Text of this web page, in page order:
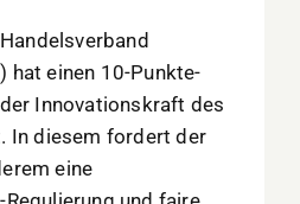
hat einen 10-Punkte-
Innovationskraft des
In diesem fordert der
eine